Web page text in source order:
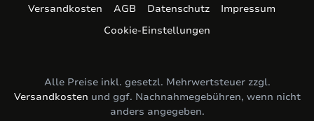
Versandkosten
AGB Datenschutz
Impressum
Cookie-Einstellungen
Alle Preise inkl. gesetzl. Mehrwertsteuer zzgl.
Versandkosten und ggf. Nachnahmegebühren, wenn nicht
anders angegeben.